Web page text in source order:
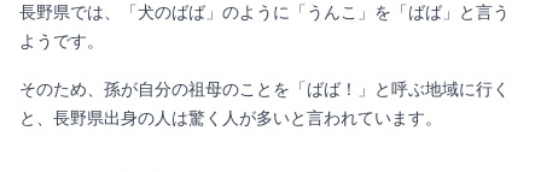
長野県では、「犬のばば」のように「うんこ」を「ばば」と言う
ようです。
そのため、孫が自分の祖母のことを「ばば！」と呼ぶ地域に行く
と、長野県出身の人は驚く人が多いと言われています。